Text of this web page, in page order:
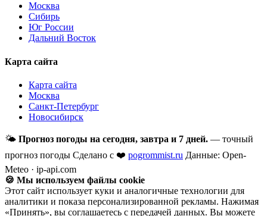
Москва
Сибирь
Юг России
Дальний Восток
Карта сайта
Карта сайта
Москва
Санкт-Петербург
Новосибирск
🌤 Прогноз погоды на сегодня, завтра и 7 дней. — точный
прогноз погоды Сделано с ❤️ pogrommist.ru Данные: Open-
Meteo · ip-api.com
🍪 Мы используем файлы cookie
Этот сайт использует куки и аналогичные технологии для
аналитики и показа персонализированной рекламы. Нажимая
«Принять», вы соглашаетесь с передачей данных. Вы можете